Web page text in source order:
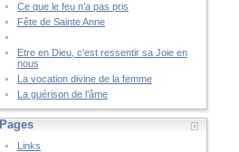
Ce que le feu n’a pas pris
Fête de Sainte Anne
Etre en Dieu, c'est ressentir sa Joie en
nous
La vocation divine de la femme
La guérison de l’âme
Pages
Links